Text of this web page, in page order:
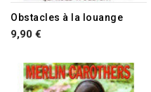
Obstacles à la louange
9,90 €